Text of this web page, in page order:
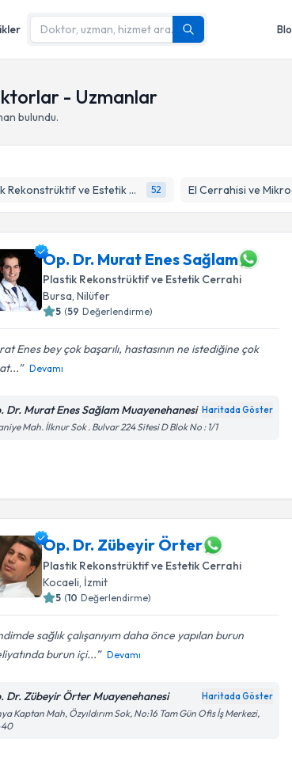
- Uzmanlar
bulundu.
Plastik Rekonstrüktif ve Estetik Cerrahi 52
Op. Dr. Murat Enes Sağlam
Plastik Rekonstrüktif ve Estetik Cerrahi
Bursa,Nilüfer
5 (59 Değerlendirme)
Enes bey çok başarılı, hastasının ne istediğine çok
Devamı
Dr. Murat Enes Sağlam Muayenehanesi Haritada Göster
Mah. İlknur Sok . Bulvar 224 Sitesi D Blok No : 1/1
Op. Dr. Zübeyir Örter
Plastik Rekonstrüktif ve Estetik Cerrahi
Kocaeli İzmit
5 (10 Değerlendirme)
sağlık çalışanıyım daha önce yapılan burun
burun içi...
Devamı
Dr. Zübeyir Örter Muayenehanesi Haritada Göster
Kaptan Mah, Özyıldırım Sok, No:16 Tam Gün Ofis İş Merkezi,